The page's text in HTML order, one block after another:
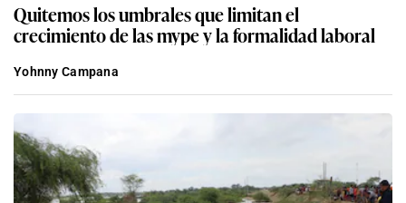
Quitemos los umbrales que limitan el
crecimiento de las mype y la formalidad laboral
Yohnny Campana